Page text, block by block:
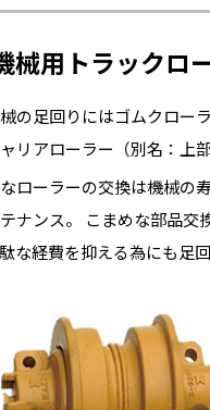
械用トラックロ
の足回りにはゴムクロー
リアローラー（別名：上
ローラーの交換は機械の
ナンス。 こまめな部品
な経費を抑える為にも足